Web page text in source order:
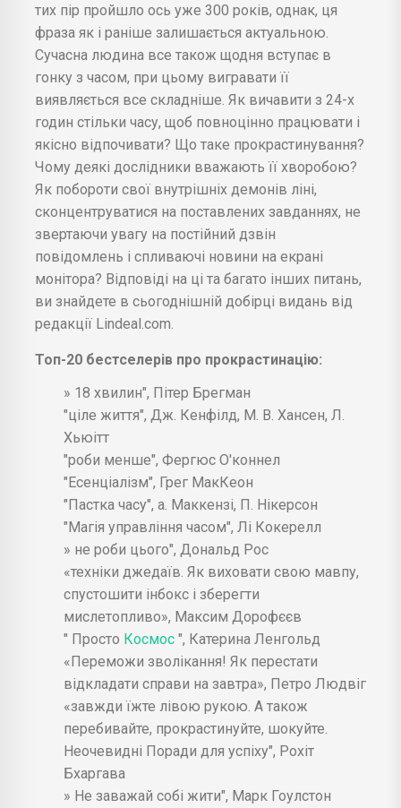
тих пір пройшло ось уже 300 років, однак, ця
фраза як і раніше залишається актуальною.
Сучасна людина все також щодня вступає в
гонку з часом, при цьому вигравати її
виявляється все складніше. Як вичавити з 24-х
годин стільки часу, щоб повноцінно працювати і
якісно відпочивати? Що таке прокрастинування?
Чому деякі дослідники вважають її хворобою?
Як побороти свої внутрішніх демонів ліні,
сконцентруватися на поставлених завданнях, не
звертаючи увагу на постійний дзвін
повідомлень і спливаючі новини на екрані
монітора? Відповіді на ці та багато інших питань,
ви знайдете в сьогоднішній добірці видань від
редакції Lindeal.com.
Топ-20 бестселерів про прокрастинацію:
» 18 хвилин", Пітер Брегман
"ціле життя", Дж. Кенфілд, М. В. Хансен, Л.
Хьюітт
"роби менше", Фергюс О'коннел
"Есенціалізм", Грег МакКеон
"Пастка часу", а. Маккензі, П. Нікерсон
"Магія управління часом", Лі Кокерелл
» не роби цього", Дональд Рос
«техніки джедаїв. Як виховати свою мавпу,
спустошити інбокс і зберегти
мислетопливо», Максим Дорофєєв
" Просто Космос ", Катерина Ленгольд
«Переможи зволікання! Як перестати
відкладати справи на завтра», Петро Людвіг
«завжди їжте лівою рукою. А також
перебивайте, прокрастинуйте, шокуйте.
Неочевидні Поради для успіху", Рохіт
Бхаргава
» Не заважай собі жити", Марк Гоулстон